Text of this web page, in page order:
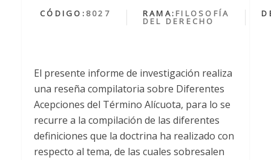
CÓDIGO: 8027 RAMA: FILOSOFÍA
DEL DERECHO
El presente informe de investigación realiza
una reseña compilatoria sobre Diferentes
Acepciones del Término Alícuota, para lo se
recurre a la compilación de las diferentes
definiciones que la doctrina ha realizado con
respecto al tema, de las cuales sobresalen